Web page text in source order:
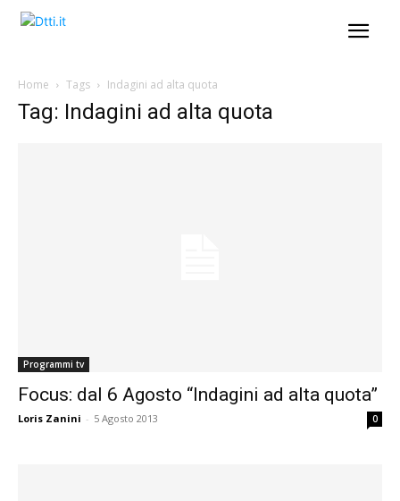
Home Tags Indagini ad alta quota
Tag: Indagini ad alta quota
Programmi tv
Focus: dal 6 Agosto “Indagini ad alta quota”
Loris Zanini - 5 Agosto 2013 0